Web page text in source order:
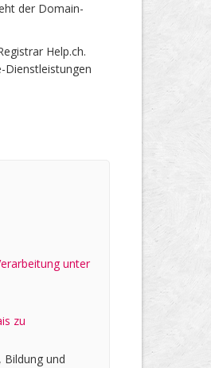
der Domain-
Help.ch.
Dienstleistungen
unter
zu
und